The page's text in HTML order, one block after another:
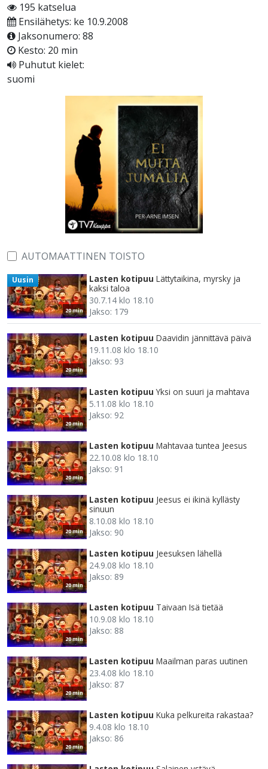
195 katselua
Ensilähetys: ke 10.9.2008
Jaksonumero: 88
Kesto: 20 min
Puhutut kielet:
suomi
AUTOMAATTINEN TOISTO
20 min
Uusin Lasten kotipuu Lättytaikina, myrsky ja
kaksi taloa
30.7.14 klo 18.10
Jakso: 179
20 min
Lasten kotipuu Daavidin jännittävä päivä
19.11.08 klo 18.10
Jakso: 93
20 min
Lasten kotipuu Yksi on suuri ja mahtava
5.11.08 klo 18.10
Jakso: 92
20 min
Lasten kotipuu Mahtavaa tuntea Jeesus
22.10.08 klo 18.10
Jakso: 91
20 min
Lasten kotipuu Jeesus ei ikinä kyllästy
sinuun
8.10.08 klo 18.10
Jakso: 90
20 min
Lasten kotipuu Jeesuksen lähellä
24.9.08 klo 18.10
Jakso: 89
20 min
Lasten kotipuu Taivaan Isä tietää
10.9.08 klo 18.10
Jakso: 88
20 min
Lasten kotipuu Maailman paras uutinen
23.4.08 klo 18.10
Jakso: 87
20 min
Lasten kotipuu Kuka pelkureita rakastaa?
9.4.08 klo 18.10
Jakso: 86